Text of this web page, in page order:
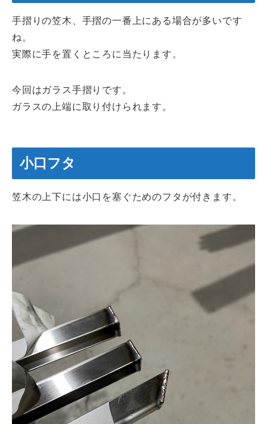
手摺りの笠木、手摺の一番上にある場合が多いです
ね。
実際に手を置くところに当たります。
今回はガラス手摺りです。
ガラスの上端に取り付けられます。
小口フタ
笠木の上下には小口を塞ぐためのフタが付きます。